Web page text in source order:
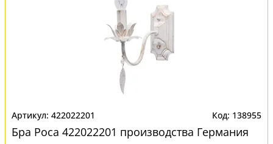
422022201 138955
Бра Роса 422022201 производства Германия